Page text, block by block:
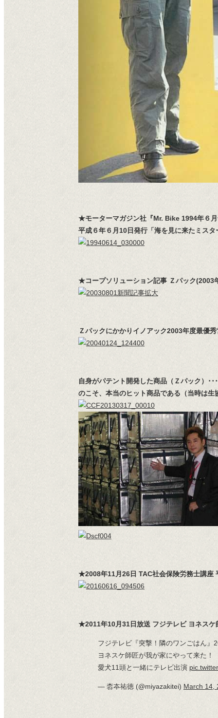
★モーターマガジン社『Mr. Bike 1994年６
平成６年６月10日発行「海を見に来たミス
★コープソリューション記事 Ｚパック(2003
Ｚパックにかかりイノアック2003年度最優
自身がパテント開発した商品（Ｚパック）･
のこそ、本当のヒット商品である（当時は
★2008年11月26日 TAC社会保険労務士講座
★2011年10月31日放送 フジテレビ ヨネスケ
フジテレビ『突撃！隣のワンごはん
ヨネスケ師匠が我が家にやって来た！
愛犬11頭と一緒にテレビ出演
— 枩夲祐徳 (@miyazakitei) March 14,